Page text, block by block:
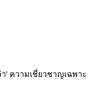
' ความเชี่ยวชาญเฉพาะ